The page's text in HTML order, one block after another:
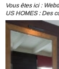
Vous êtes ici :
US HOMES : Des